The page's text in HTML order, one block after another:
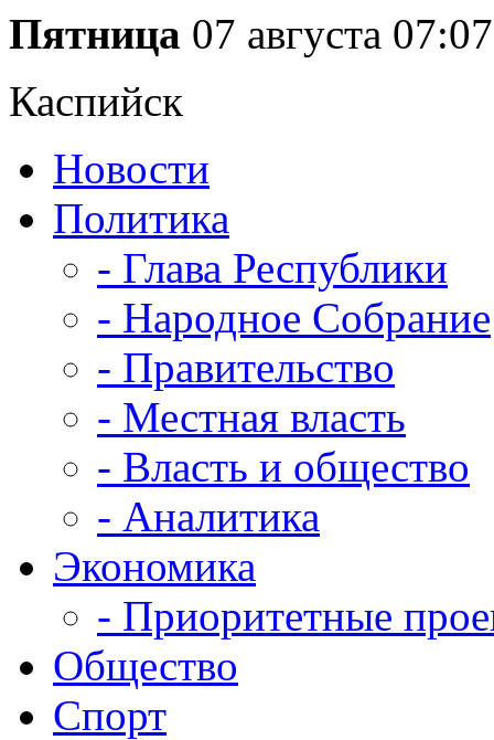
Пятница 07 августа 07:07
Каспийск
Новости
Политика
- Глава Республики
- Народное Собрание
- Правительство
- Местная власть
- Власть и общество
- Аналитика
Экономика
- Приоритетные
Общество
Спорт